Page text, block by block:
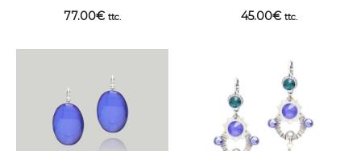
77.00€ ttc.
45.00€ ttc.